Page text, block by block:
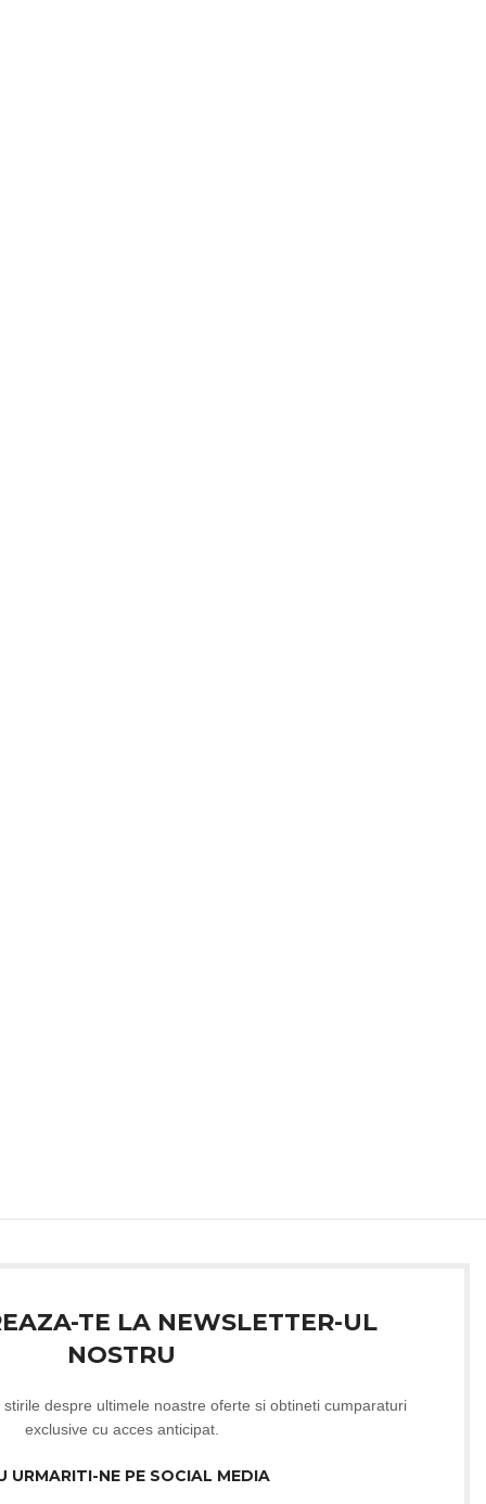
TE LA NEWSLETTER-UL
NOSTRU
despre ultimele noastre oferte si obtineti cumparaturi
exclusive cu acces anticipat.
URMARITI-NE PE SOCIAL MEDIA